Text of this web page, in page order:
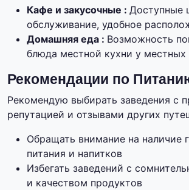
Кафе и закусочные : Доступные
обслуживание, удобное
Домашняя еда : Возможность
блюда местной кухни у местных
Рекомендации по
Рекомендую выбирать заведения с
репутацией и отзывами других
Обращать внимание на наличие
питания и напитков
Избегать заведений с
и качеством продуктов